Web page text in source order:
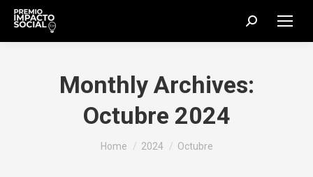
Search:
Monthly Archives:
Octubre 2024
You are here:
Home 2024 Octubre